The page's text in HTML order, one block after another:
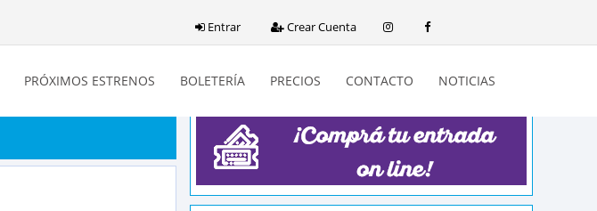
Entrar Crear Cuenta
PRÓXIMOS ESTRENOS BOLETERÍA PRECIOS CONTACTO NOTICIAS